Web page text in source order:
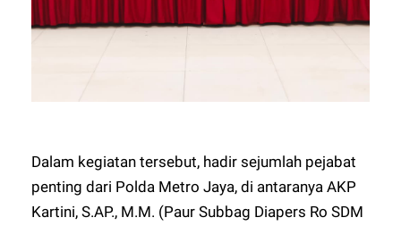
Dalam kegiatan tersebut, hadir sejumlah pejabat
penting dari Polda Metro Jaya, di antaranya AKP
Kartini, S.AP., M.M. (Paur Subbag Diapers Ro SDM